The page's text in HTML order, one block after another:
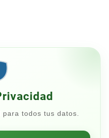
para todos tus datos.